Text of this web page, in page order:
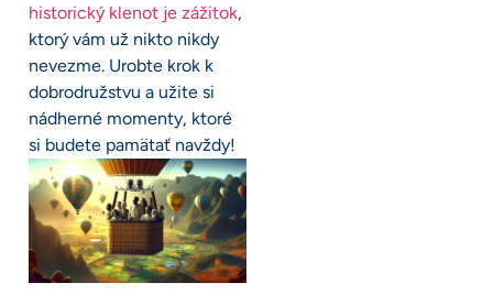
historický klenot je zážitok,
ktorý vám už nikto nikdy
nevezme. Urobte krok k
dobrodružstvu a užite si
nádherné momenty, ktoré
si budete pamätať navždy!